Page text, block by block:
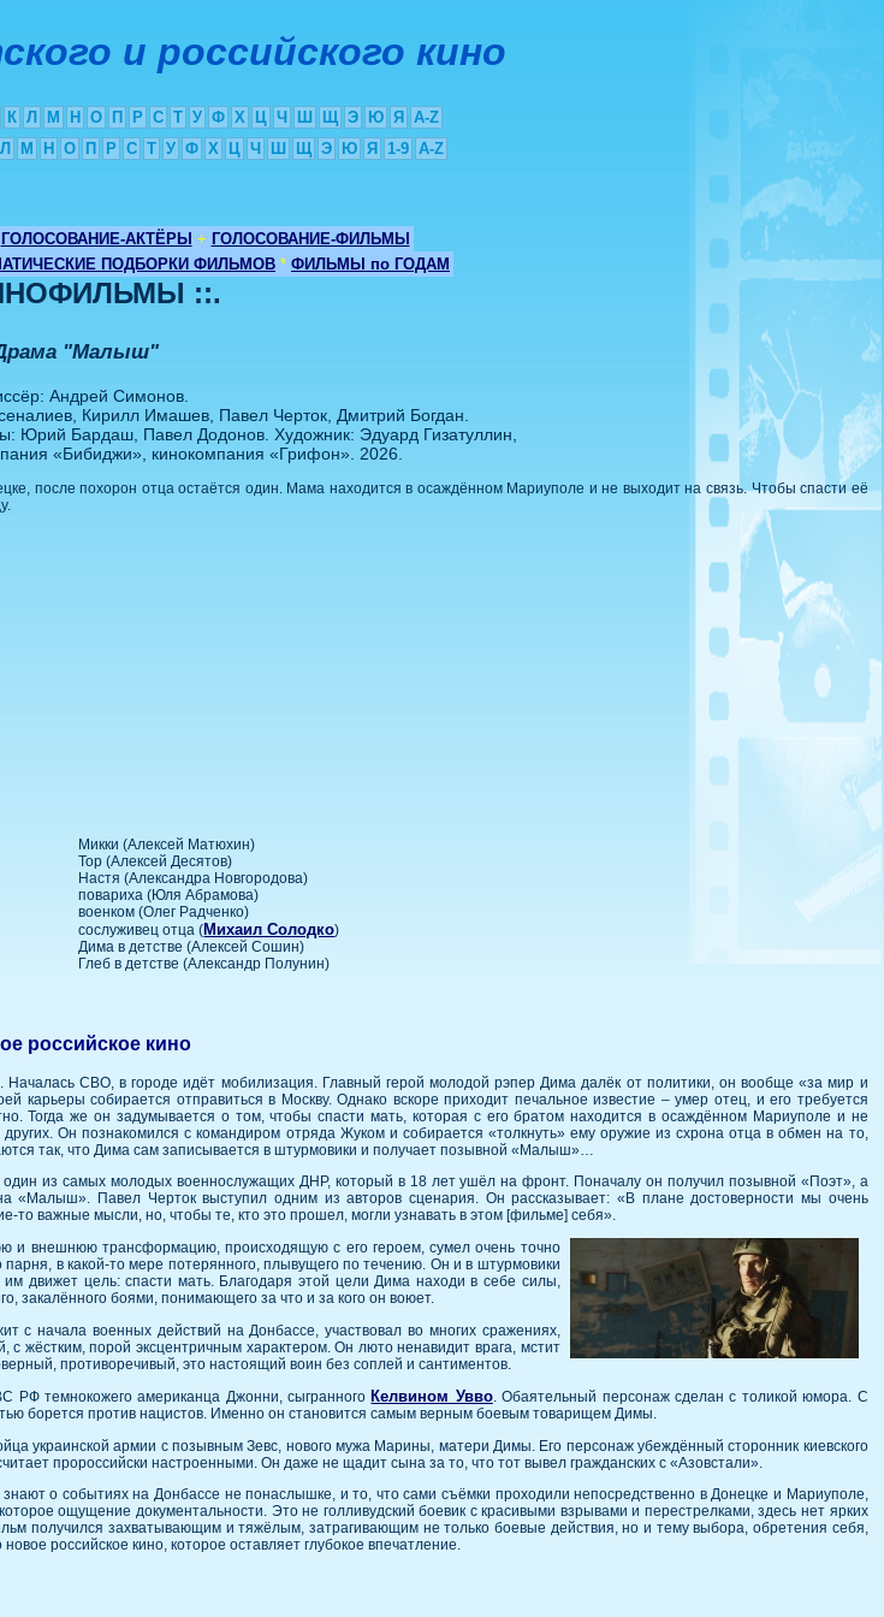
и российского кино
К Л М Н О П Р С Т У Ф Х Ц Ч Ш Щ Э Ю Я
A-Z
Л М Н О П Р С Т У Ф Х Ц Ч Ш Щ Э Ю Я 1-9 A-Z
ГОЛОСОВАНИЕ-АКТЁРЫ + ГОЛОСОВАНИЕ-ФИЛЬМЫ
ПОДБОРКИ ФИЛЬМОВ * ФИЛЬМЫ по ГОДАМ
::.
"Малыш"
Андрей Симонов.
Кирилл Имашев, Павел Черток, Дмитрий Богдан.
Юрий Бардаш, Павел Додонов. Художник: Эдуард Гизатуллин,
«Бибиджи», кинокомпания «Грифон». 2026.
после похорон отца остаётся один. Мама находится в осаждённом Мариуполе и не выходит на связь. Чтобы спасти её
Микки (Алексей Матюхин)
Тор (Алексей Десятов)
Настя (Александра Новгородова)
повариха (Юля Абрамова)
военком (Олег Радченко)
сослуживец отца (Михаил Солодко)
Дима в детстве (Алексей Сошин)
Глеб в детстве (Александр Полунин)
российское кино
Началась СВО, в городе идёт мобилизация. Главный герой молодой рэпер Дима далёк от политики, он вообще «за мир и
карьеры собирается отправиться в Москву. Однако вскоре приходит печальное известие – умер отец, и его требуется
Тогда же он задумывается о том, чтобы спасти мать, которая с его братом находится в осаждённом Мариуполе и не
Он познакомился с командиром отряда Жуком и собирается «толкнуть» ему оружие из схрона отца в обмен на то,
так, что Дима сам записывается в штурмовики и получает позывной «Малыш»…
один из самых молодых военнослужащих ДНР, который в 18 лет ушёл на фронт. Поначалу он получил позывной «Поэт», а
«Малыш». Павел Черток выступил одним из авторов сценария. Он рассказывает: «В плане достоверности мы очень
то важные мысли, но, чтобы те, кто это прошел, могли узнавать в этом [фильме] себя».
и внешнюю трансформацию, происходящую с его героем, сумел очень точно
в какой-то мере потерянного, плывущего по течению. Он и в штурмовики
движет цель: спасти мать. Благодаря этой цели Дима находи в себе силы,
закалённого боями, понимающего за что и за кого он воюет.
с начала военных действий на Донбассе, участвовал во многих сражениях,
жёстким, порой эксцентричным характером. Он люто ненавидит врага, мстит
противоречивый, это настоящий воин без соплей и сантиментов.
РФ темнокожего американца Джонни, сыгранного Келвином Увво. Обаятельный персонаж сделан с толикой юмора. С
борется против нацистов. Именно он становится самым верным боевым товарищем Димы.
украинской армии с позывным Зевс, нового мужа Марины, матери Димы. Его персонаж убеждённый сторонник киевского
пророссийски настроенными. Он даже не щадит сына за то, что тот вывел гражданских с «Азовстали».
о событиях на Донбассе не понаслышке, и то, что сами съёмки проходили непосредственно в Донецке и Мариуполе,
ощущение документальности. Это не голливудский боевик с красивыми взрывами и перестрелками, здесь нет ярких
получился захватывающим и тяжёлым, затрагивающим не только боевые действия, но и тему выбора, обретения себя,
российское кино, которое оставляет глубокое впечатление.